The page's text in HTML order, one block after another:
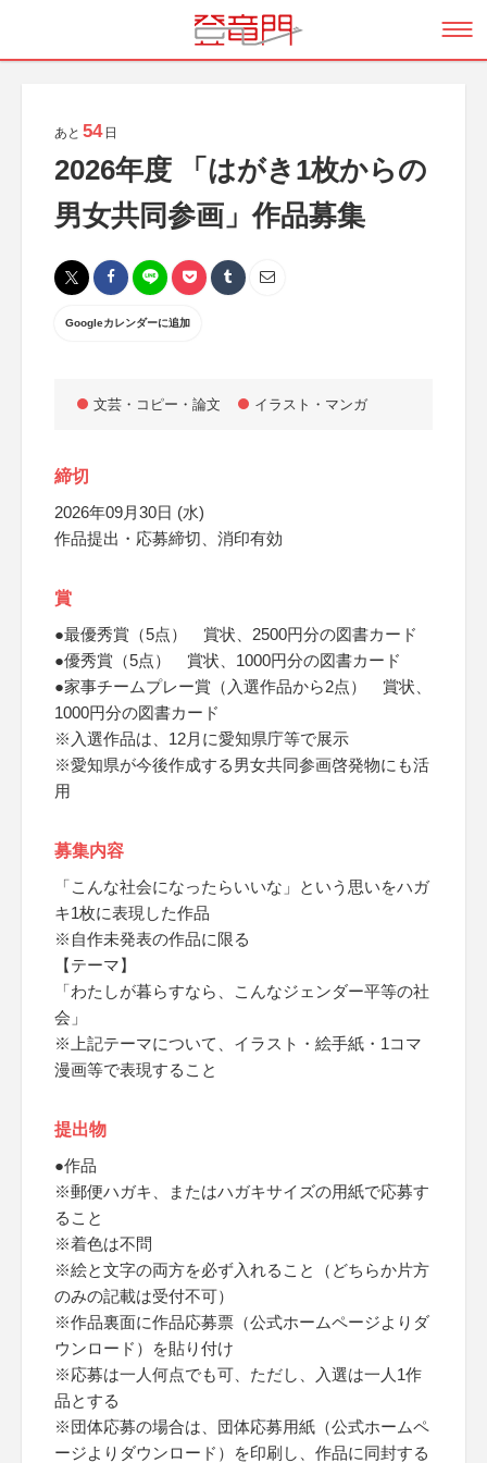
あと 54 日
2026年度 「はがき1枚からの
男女共同参画」作品募集
Googleカレンダーに追加
文芸・コピー・論文 イラスト・マンガ
締切
2026年09月30日 (水)
作品提出・応募締切、消印有効
賞
●最優秀賞（5点） 賞状、2500円分の図書カード
●優秀賞（5点） 賞状、1000円分の図書カード
●家事チームプレー賞（入選作品から2点） 賞状、
1000円分の図書カード
※入選作品は、12月に愛知県庁等で展示
※愛知県が今後作成する男女共同参画啓発物にも活
用
募集内容
「こんな社会になったらいいな」という思いをハガ
キ1枚に表現した作品
※自作未発表の作品に限る
【テーマ】
「わたしが暮らすなら、こんなジェンダー平等の社
会」
※上記テーマについて、イラスト・絵手紙・1コマ
漫画等で表現すること
提出物
●作品
※郵便ハガキ、またはハガキサイズの用紙で応募す
ること
※着色は不問
※絵と文字の両方を必ず入れること（どちらか片方
のみの記載は受付不可）
※作品裏面に作品応募票（公式ホームページよりダ
ウンロード）を貼り付け
※応募は一人何点でも可、ただし、入選は一人1作
品とする
※団体応募の場合は、団体応募用紙（公式ホームペ
ージよりダウンロード）を印刷し、作品に同封する